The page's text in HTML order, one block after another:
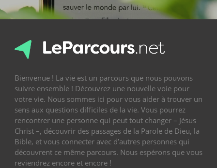
Bienvenue ! La vie est un parcours que nous pouvons
suivre ensemble ! Découvrez une nouvelle voie pour
votre vie. Nous sommes ici pour vous aider à trouver un
sens aux questions difficiles de la vie. Vous pourrez
rencontrer une personne qui peut tout changer – Jésus
Christ –, découvrir des passages de la Parole de Dieu, la
Bible, et vous connecter avec d’autres personnes qui
découvrent ce même parcours. Nous espérons que vous
reviendrez encore et encore !